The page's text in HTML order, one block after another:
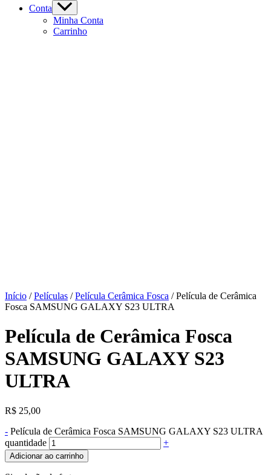
Conta
Minha Conta
Carrinho
Início /Películas /Película Cerâmica Fosca / Película de Cerâmica
Fosca SAMSUNG GALAXY S23 ULTRA
Película de Cerâmica Fosca
SAMSUNG GALAXY S23
ULTRA
R$ 25,00
- Película de Cerâmica Fosca SAMSUNG GALAXY S23 ULTRA
quantidade
+
Adicionar ao carrinho